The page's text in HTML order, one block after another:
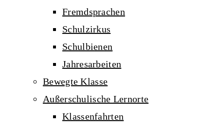
Fremdsprachen
Schulzirkus
Schulbienen
Jahresarbeiten
Bewegte Klasse
Außerschulische Lernorte
Klassenfahrten